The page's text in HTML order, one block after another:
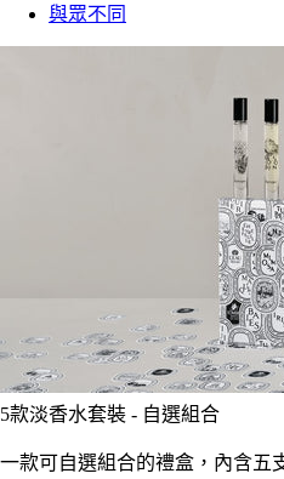
與眾不同
5款淡香水套裝 - 自選組合
一款可自選組合的禮盒，內含五